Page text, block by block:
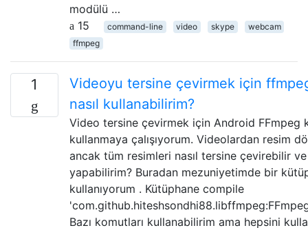
modülü …
15
command-line video skype
webcam
ffmpeg
1
Videoyu tersine çevirmek için
nasıl kullanabilirim?
Video tersine çevirmek için Android FFmpeg
kullanmaya çalışıyorum. Videolardan resim
ancak tüm resimleri nasıl tersine çevirebilir
yapabilirim? Buradan mezuniyetimde bir
kullanıyorum . Kütüphane compile
Bazı komutları kullanabilirim ama hepsini